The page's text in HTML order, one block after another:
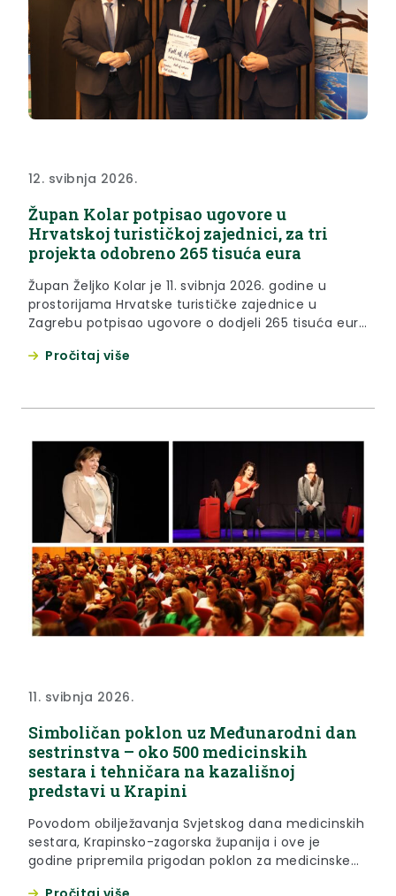
12. svibnja 2026.
Župan Kolar potpisao ugovore u
Hrvatskoj turističkoj zajednici, za tri
projekta odobreno 265 tisuća eura
Župan Željko Kolar je 11. svibnja 2026. godine u
prostorijama Hrvatske turističke zajednice u
Zagrebu potpisao ugovore o dodjeli 265 tisuća eura
zagorske županije: Vrijeme je za Zagorje, Zagorje
Pročitaj više
11. svibnja 2026.
Simboličan poklon uz Međunarodni dan
sestrinstva – oko 500 medicinskih
sestara i tehničara na kazališnoj
predstavi u Krapini
Povodom obilježavanja Svjetskog dana medicinskih
sestara, Krapinsko-zagorska županija i ove je
godine pripremila prigodan poklon za medicinske